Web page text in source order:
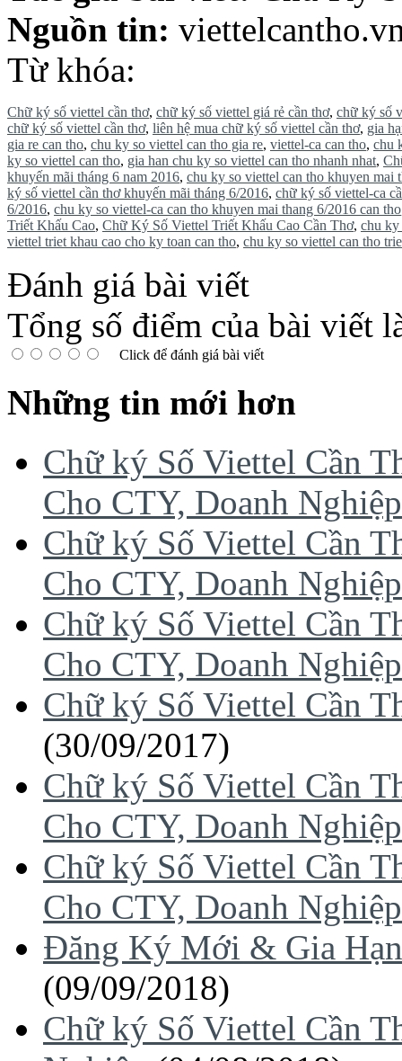
Nguồn tin:
Từ khóa:
Chữ ký số viettel cần thơ, chữ ký số viettel giá rẻ cần thơ, chữ ký số
chữ ký số viettel cần thơ, liên hệ mua chữ ký số viettel cần thơ, gia
gia re can tho, chu ky so viettel can tho gia re, viettel-ca can tho, chu
ky so viettel can tho, gia han chu ky so viettel can tho nhanh nhat,
khuyến mãi tháng 6 nam 2016, chu ky so viettel can tho khuyen mai
ký số viettel cần thơ khuyến mãi tháng 6/2016, chữ ký số viettel-ca
6/2016, chu ky so viettel-ca can tho khuyen mai thang 6/2016 can tho
Triết Khấu Cao, Chữ Ký Số Viettel Triết Khấu Cao Cần Thơ, chu ky
viettel triet khau cao cho ky toan can tho, chu ky so viettel can tho
Đánh giá bài viết
Tổng số điểm của bài viết
Click để đánh giá bài viết
Những tin mới hơn
Chữ ký Số Viettel Cần
Cho CTY, Doanh Nghiệp
Chữ ký Số Viettel Cần
Cho CTY, Doanh Nghiệp
Chữ ký Số Viettel Cần
Cho CTY, Doanh Nghiệp
Chữ ký Số Viettel Cần
(30/09/2017)
Chữ ký Số Viettel Cần
Cho CTY, Doanh Nghiệp
Chữ ký Số Viettel Cần
Cho CTY, Doanh Nghiệp
Đăng Ký Mới & Gia
(09/09/2018)
Chữ ký Số Viettel Cần